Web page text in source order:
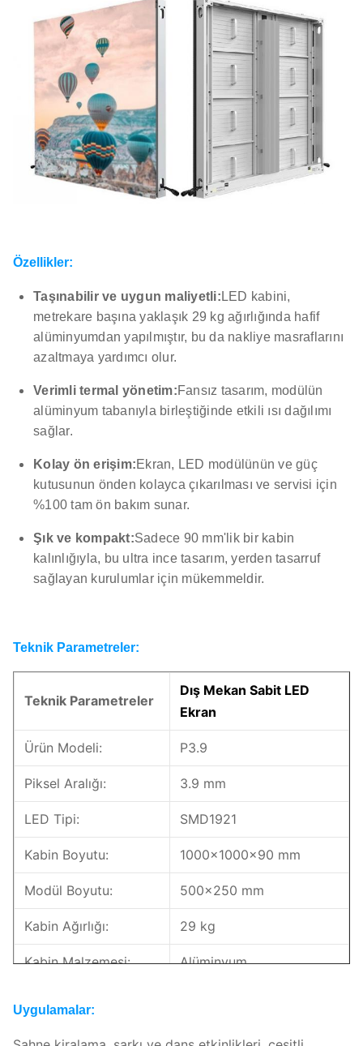
Özellikler:
Taşınabilir ve uygun maliyetli: LED kabini,
metrekare başına yaklaşık 29 kg ağırlığında hafif
alüminyumdan yapılmıştır, bu da nakliye masraflarını
azaltmaya yardımcı olur.
Verimli termal yönetim:Fansız tasarım, modülün
alüminyum tabanıyla birleştiğinde etkili ısı dağılımı
sağlar.
Kolay ön erişim:Ekran, LED modülünün ve güç
kutusunun önden kolayca çıkarılması ve servisi için
%100 tam ön bakım sunar.
Şık ve kompakt:Sadece 90 mm'lik bir kabin
kalınlığıyla, bu ultra ince tasarım, yerden tasarruf
sağlayan kurulumlar için mükemmeldir.
Teknik Parametreler:
Teknik Parametreler
Dış Mekan Sabit LED
Ekran
Ürün Modeli: P3.9
Piksel Aralığı: 3.9 mm
LED Tipi: SMD1921
Kabin Boyutu: 1000×1000x90 mm
Modül Boyutu: 500x250 mm
Kabin Ağırlığı: 29 kg
Kabin Malzemesi: Alüminyum
Uygulamalar: